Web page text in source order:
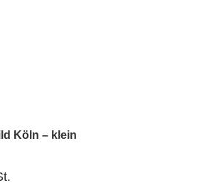
Köln – klein